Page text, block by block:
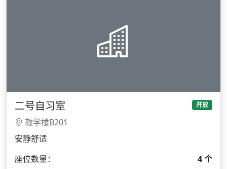
二号自习室 开放
教学楼B201
安静舒适
座位数量：
4 个